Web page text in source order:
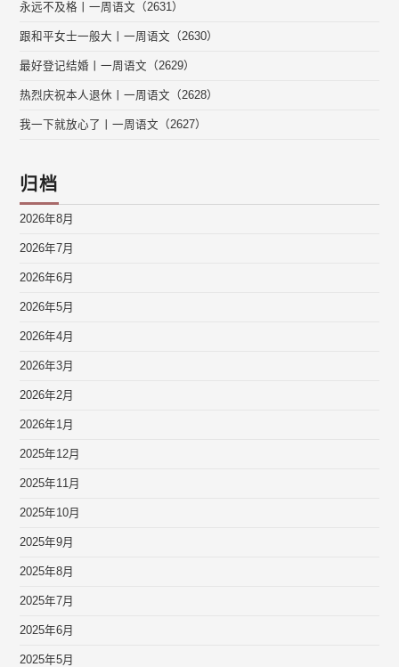
永远不及格丨一周语文（2631）
跟和平女士一般大丨一周语文（2630）
最好登记结婚丨一周语文（2629）
热烈庆祝本人退休丨一周语文（2628）
我一下就放心了丨一周语文（2627）
归档
2026年8月
2026年7月
2026年6月
2026年5月
2026年4月
2026年3月
2026年2月
2026年1月
2025年12月
2025年11月
2025年10月
2025年9月
2025年8月
2025年7月
2025年6月
2025年5月